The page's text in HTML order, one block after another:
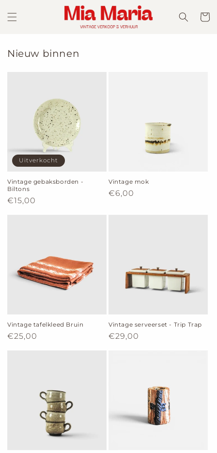
content
Nieuw binnen
Uitverkocht
Vintage gebaksborden -
Biltons
Normale
€15,00
Vintage mok
Normale
€6,00
Vintage tafelkleed Bruin
Normale
€25,00
Vintage serveerset - Trip Trap
Normale
€29,00